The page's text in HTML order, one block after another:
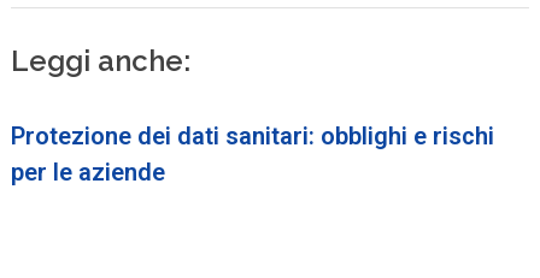
Leggi anche:
Protezione dei dati sanitari: obblighi e rischi
per le aziende